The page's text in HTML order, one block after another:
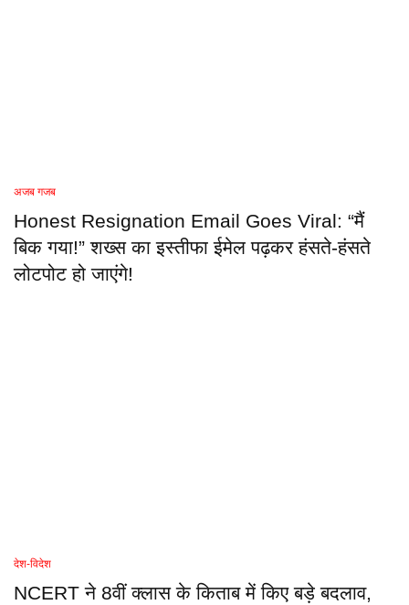
अजब गजब
Honest Resignation Email Goes Viral: “मैं
बिक गया!” शख्स का इस्तीफा ईमेल पढ़कर हंसते-हंसते
लोटपोट हो जाएंगे!
देश-विदेश
NCERT ने 8वीं क्लास के किताब में किए बड़े बदलाव,